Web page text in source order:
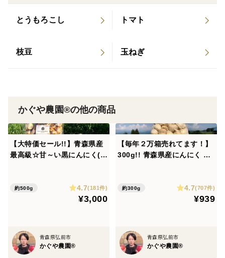
①農薬一切不使用の青森県産黒にんにく
③厳しい国際基準の試験で、200項目残留農薬不検出
システイン・ポリフェノール・GABAの含有量を分析済
み！！
【SALE中！】ジップ付き100g袋：2,000円⇒1,200円
いつかこのプレミアム黒にんにくを500gお徳用とかで
▼発送について
【メール便】
とうもろこし トマト
枝豆 玉ねぎ
かぐや農園®の他の商品
【大特価セール!!】青森県産
最高級☆甘～い黒にんにく(バ
約500g 4.7(181件)
¥3,000
青森県弘前市
かぐや農園®
【毎年２万箱売れてます！】
300g!! 青森県産にんにく 最
約300g 4.7(707件)
¥939
青森県弘前市
かぐや農園®